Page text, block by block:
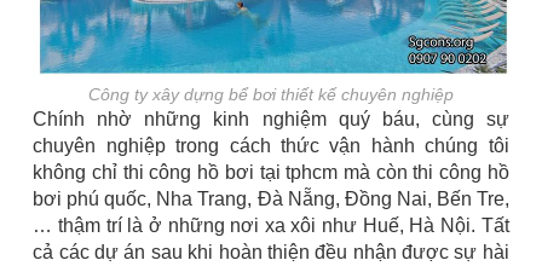
Công ty xây dựng bể bơi thiết kế chuyên nghiệp
Chính nhờ những kinh nghiệm quý báu, cùng sự
chuyên nghiệp trong cách thức vận hành chúng tôi
không chỉ thi công hồ bơi tại tphcm mà còn thi công hồ
bơi phú quốc, Nha Trang, Đà Nẵng, Đồng Nai, Bến Tre,
… thậm trí là ở những nơi xa xôi như Huế, Hà Nội. Tất
cả các dự án sau khi hoàn thiện đều nhận được sự hài